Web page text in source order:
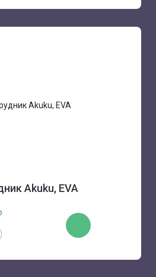
Akuku, EVA
КУПИТЬ